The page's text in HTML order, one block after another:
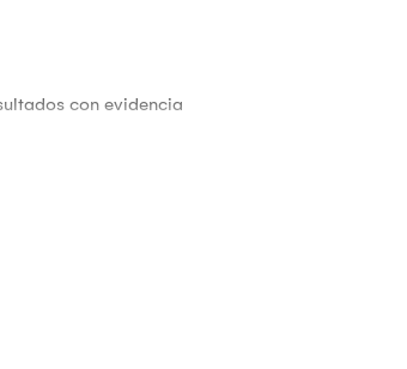
con evidencia